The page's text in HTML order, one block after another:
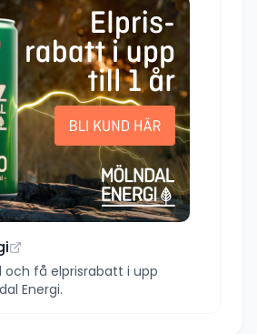
och få elprisrabatt i upp
Energi.